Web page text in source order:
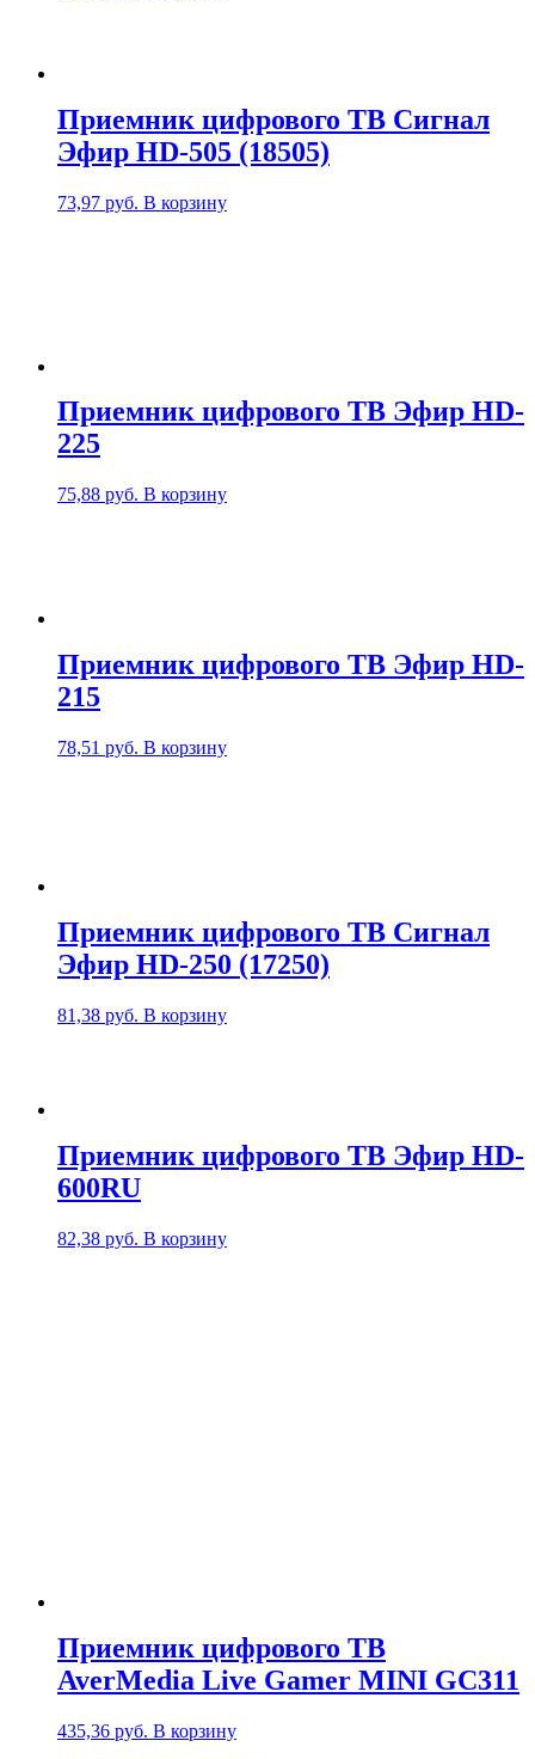
Приемник цифрового ТВ Сигнал
Эфир HD-505 (18505)
73,97 руб. В корзину
Приемник цифрового ТВ Эфир HD-
225
75,88 руб. В корзину
Приемник цифрового ТВ Эфир HD-
215
78,51 руб. В корзину
Приемник цифрового ТВ Сигнал
Эфир HD-250 (17250)
81,38 руб. В корзину
Приемник цифрового ТВ Эфир HD-
600RU
82,38 руб. В корзину
Приемник цифрового ТВ
AverMedia Live Gamer MINI GC311
435,36 руб. В корзину